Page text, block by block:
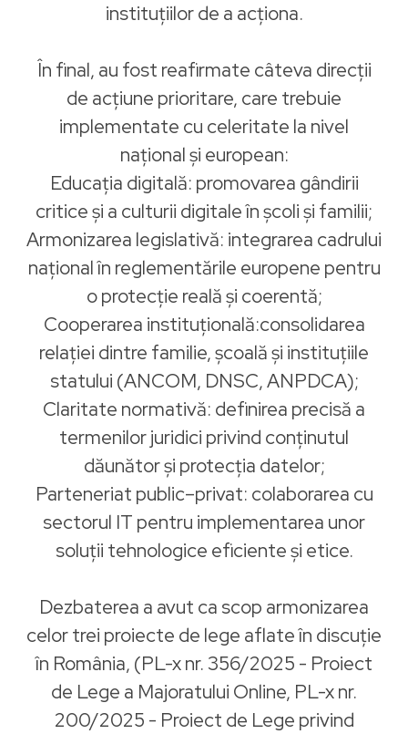
instituțiilor de a acționa.
În final, au fost reafirmate câteva direcții
de acțiune prioritare, care trebuie
implementate cu celeritate la nivel
național și european:
Educația digitală: promovarea gândirii
critice și a culturii digitale în școli și familii;
Armonizarea legislativă: integrarea cadrului
național în reglementările europene pentru
o protecție reală și coerentă;
Cooperarea instituțională:consolidarea
relației dintre familie, școală și instituțiile
statului (ANCOM, DNSC, ANPDCA);
Claritate normativă: definirea precisă a
termenilor juridici privind conținutul
dăunător și protecția datelor;
Parteneriat public–privat: colaborarea cu
sectorul IT pentru implementarea unor
soluții tehnologice eficiente și etice.
Dezbaterea a avut ca scop armonizarea
celor trei proiecte de lege aflate în discuție
în România, (PL-x nr. 356/2025 - Proiect
de Lege a Majoratului Online, PL-x nr.
200/2025 - Proiect de Lege privind